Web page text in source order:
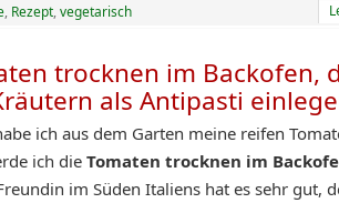
, Rezept,vegetarisch
trocknen im Backofen,
als Antipasti
ich aus dem Garten meine reifen
ich dieTomaten trocknen im
im Süden Italiens hat es sehr gut,